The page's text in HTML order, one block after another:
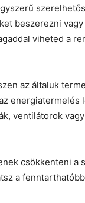
beszerezni
viheted a
az általuk
energiatermelés
ventilátorok
csökkenteni a
a